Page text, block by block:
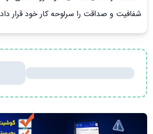
شفافیت و صداقت را سرلوحه کار خود قرار